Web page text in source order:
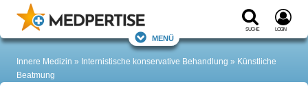
Suche Login
Menü
Innere Medizin Internistische konservative Behandlung
Künstliche
Beatmung